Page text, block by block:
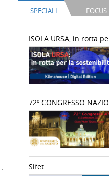
SPECIALI FOCUS
ISOLA URSA, in rotta
72º CONGRESSO
Sifet